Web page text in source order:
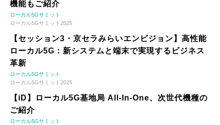
機能もご紹介
ローカル5Gサミット
ローカル5Gサミット2025
【セッション3・京セラみらいエンビジョン】高性能
ローカル5G：新システムと端末で実現するビジネス
革新
ローカル5Gサミット
ローカル5Gサミット2025
【iD】ローカル5G基地局 All-In-One、次世代機種の
ご紹介
ローカル5Gサミット